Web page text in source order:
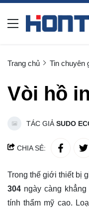
Trang chủ Tin chuyên
Vòi hồ
TÁC GIẢ SUDO
CHIA SẺ:
Trong thế giới thiết bị
304 ngày càng
tính thẩm mỹ cao.